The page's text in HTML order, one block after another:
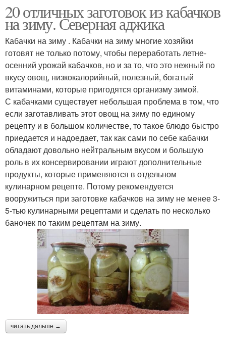
20 отличных заготовок из кабачков
на зиму. Северная аджика
Кабачки на зиму . Кабачки на зиму многие хозяйки
готовят не только потому, чтобы переработать летне-
осенний урожай кабачков, но и за то, что это нежный по
вкусу овощ, низкокалорийный, полезный, богатый
витаминами, которые пригодятся организму зимой.
С кабачками существует небольшая проблема в том, что
если заготавливать этот овощ на зиму по единому
рецепту и в большом количестве, то такое блюдо быстро
приедается и надоедает, так как сами по себе кабачки
обладают довольно нейтральным вкусом и большую
роль в их консервировании играют дополнительные
продукты, которые применяются в отдельном
кулинарном рецепте. Потому рекомендуется
вооружиться при заготовке кабачков на зиму не менее 3-
5-тью кулинарными рецептами и сделать по несколько
баночек по таким рецептам на зиму.
читать дальше →